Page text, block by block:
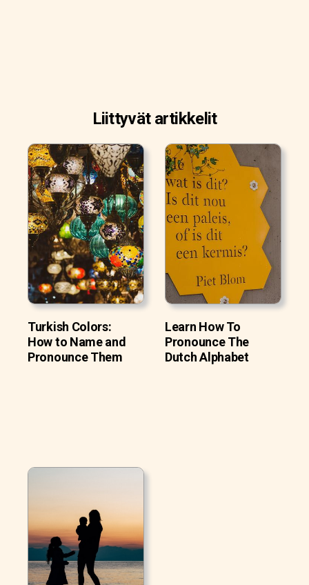
Liittyvät artikkelit
Turkish Colors:
How to Name and
Pronounce Them
Learn How To
Pronounce The
Dutch Alphabet